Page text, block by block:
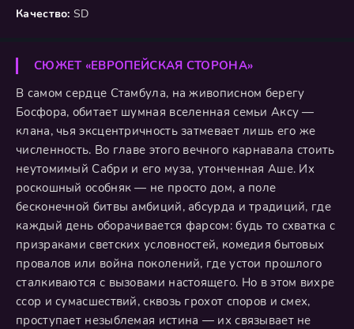
Качество: SD
СЮЖЕТ «ЕВРОПЕЙСКАЯ СТОРОНА»
В самом сердце Стамбула, на живописном берегу
Босфора, обитает шумная вселенная семьи Аксу —
клана, чья эксцентричность затмевает лишь его же
численность. Во главе этого вечного карнавала стоить
неутомимый Сабри и его муза, утонченная Аше. Их
роскошный особняк — не просто дом, а поле
бесконечной битвы амбиций, абсурда и традиций, где
каждый день оборачивается фарсом: будь то схватка с
призраками светских условностей, комедия бытовых
провалов или война поколений, где устои прошлого
сталкиваются с вызовами настоящего. Но в этом вихре
ссор и сумасшествий, сквозь грохот споров и смех,
проступает незыблемая истина — их связывает не